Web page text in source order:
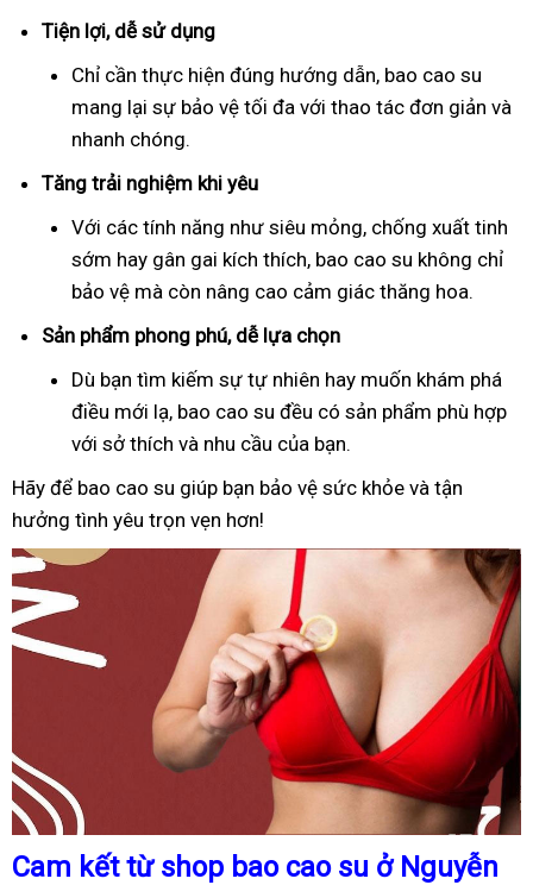
Tiện lợi, dễ sử dụng
Chỉ cần thực hiện đúng hướng dẫn, bao cao su
mang lại sự bảo vệ tối đa với thao tác đơn giản và
nhanh chóng.
Tăng trải nghiệm khi yêu
Với các tính năng như siêu mỏng, chống xuất tinh
sớm hay gân gai kích thích, bao cao su không chỉ
bảo vệ mà còn nâng cao cảm giác thăng hoa.
Sản phẩm phong phú, dễ lựa chọn
Dù bạn tìm kiếm sự tự nhiên hay muốn khám phá
điều mới lạ, bao cao su đều có sản phẩm phù hợp
với sở thích và nhu cầu của bạn.
Hãy để bao cao su giúp bạn bảo vệ sức khỏe và tận
hưởng tình yêu trọn vẹn hơn!
Cam kết từ shop bao cao su ở Nguyễn